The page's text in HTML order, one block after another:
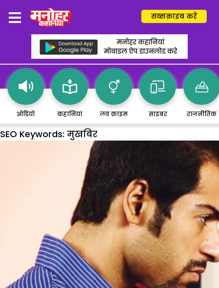
सब्सक्राइब करें
ऑडियो कहानियां लव क्राइम साइबर राजनीतिक
SEO Keywords: मुखबिर